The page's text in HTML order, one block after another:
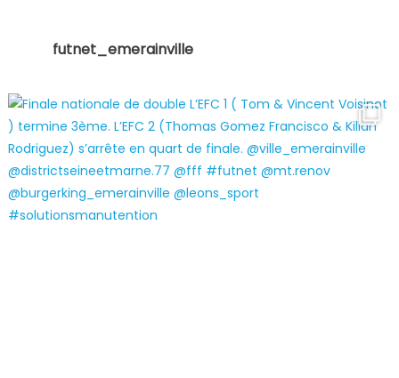
futnet_emerainville